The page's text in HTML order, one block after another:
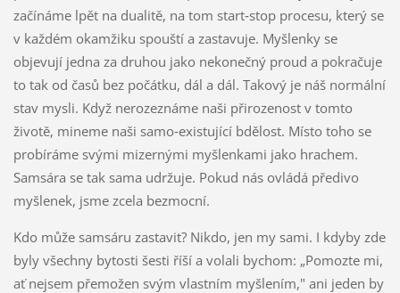
začínáme lpět na dualitě, na tom start‑stop procesu, který se
v každém okamžiku spouští a zastavuje. Myšlenky se
objevují jedna za druhou jako nekonečný proud a pokračuje
to tak od časů bez počátku, dál a dál. Takový je náš normální
stav mysli. Když nerozeznáme naši přirozenost v tomto
životě, mineme naši samo‑existující bdělost. Místo toho se
probíráme svými mizernými myšlenkami jako hrachem.
Samsára se tak sama udržuje. Pokud nás ovládá předivo
myšlenek, jsme zcela bezmocní.
Kdo může samsáru zastavit? Nikdo, jen my sami. I kdyby zde
byly všechny bytosti šesti říší a volali bychom: „Pomozte mi,
ať nejsem přemožen svým vlastním myšlením," ani jeden by